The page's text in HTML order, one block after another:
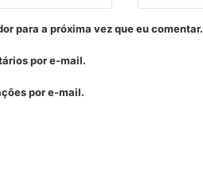
para a próxima vez que eu comentar.
por e-mail.
por e-mail.